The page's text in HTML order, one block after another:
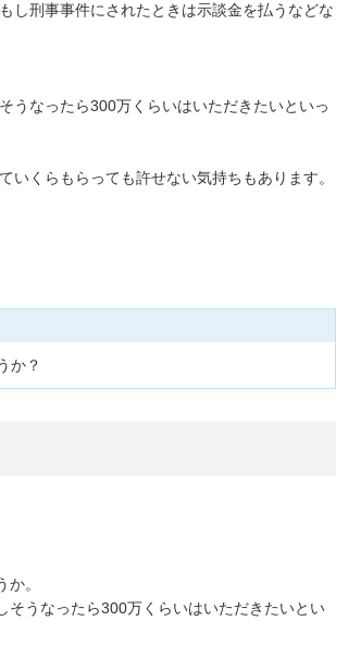
し刑事事件にされたときは示談金を払うなどな
うなったら300万くらいはいただきたいといっ
くらもらっても許せない気持ちもあります。
か？
。
うなったら300万くらいはいただきたいとい